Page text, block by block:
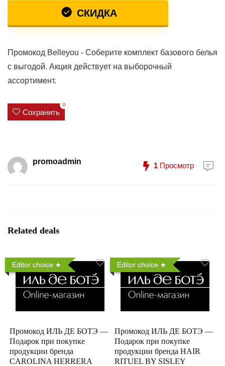
СКИДКА
Промокод Belleyou - Соберите комплект базового белья
с выгодой. Акция действует на выборочный
ассортимент.
Сохранить
0
promoadmin 1 Просмотр
Related deals
Editor choice
Промокод ИЛЬ ДЕ БОТЭ —
Подарок при покупке
продукции бренда
CAROLINA HERRERA
Editor choice
Промокод ИЛЬ ДЕ БОТЭ —
Подарок при покупке
продукции бренда HAIR
RITUEL BY SISLEY